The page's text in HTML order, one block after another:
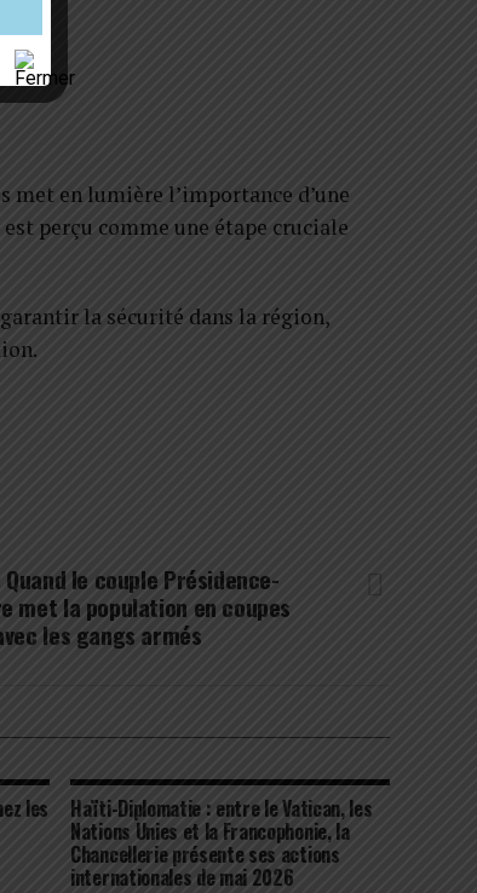
met en lumière l’importance d’une
perçu comme une étape cruciale
la sécurité dans la région,
le couple Présidence-
met la population en coupes
les gangs armés
les Haïti-Diplomatie : entre le Vatican, les
Nations Unies et la Francophonie, la
Chancellerie présente ses actions
internationales de mai 2026